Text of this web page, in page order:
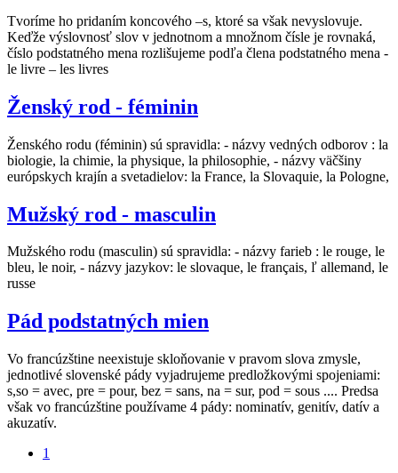
Tvoríme ho pridaním koncového –s, ktoré sa však nevyslovuje.
Keďže výslovnosť slov v jednotnom a množnom čísle je rovnaká,
číslo podstatného mena rozlišujeme podľa člena podstatného mena -
le livre – les livres
Ženský rod - féminin
Ženského rodu (féminin) sú spravidla: - názvy vedných odborov : la
biologie, la chimie, la physique, la philosophie, - názvy väčšiny
európskych krajín a svetadielov: la France, la Slovaquie, la Pologne,
Mužský rod - masculin
Mužského rodu (masculin) sú spravidla: - názvy farieb : le rouge, le
bleu, le noir, - názvy jazykov: le slovaque, le français, ľ allemand, le
russe
Pád podstatných mien
Vo francúzštine neexistuje skloňovanie v pravom slova zmysle,
jednotlivé slovenské pády vyjadrujeme predložkovými spojeniami:
s,so = avec, pre = pour, bez = sans, na = sur, pod = sous .... Predsa
však vo francúzštine používame 4 pády: nominatív, genitív, datív a
akuzatív.
1